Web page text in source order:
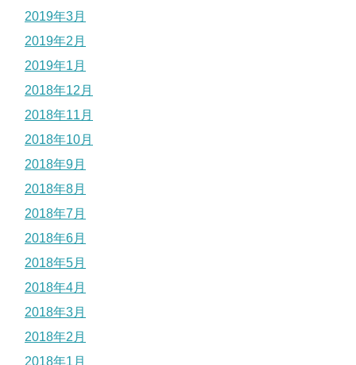
2019年3月
2019年2月
2019年1月
2018年12月
2018年11月
2018年10月
2018年9月
2018年8月
2018年7月
2018年6月
2018年5月
2018年4月
2018年3月
2018年2月
2018年1月